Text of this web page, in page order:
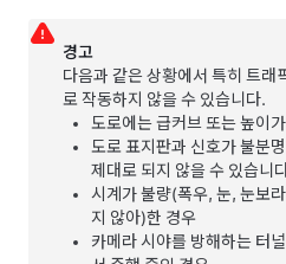
경고
다음과 같은 상황에서 특히 트래
로 작동하지 않을 수 있습니다.
도로에는 급커브 또는 높이
도로 표지판과 신호가 불분
제대로 되지 않을 수 있습니
시계가 불량(폭우, 눈, 눈보
지 않아)한 경우
카메라 시야를 방해하는 터